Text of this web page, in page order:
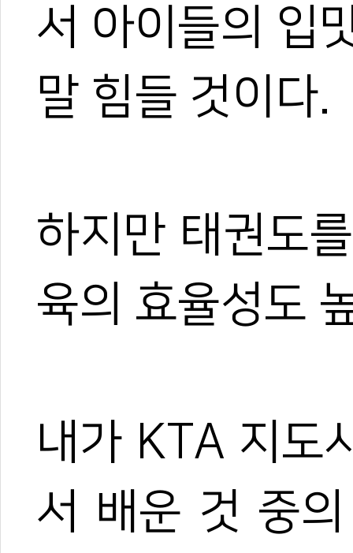
서 아이들의 입
말 힘들 것이다.
하지만 태권도
육의 효율성도
내가 KTA 지도
서 배운 것 중
0
0